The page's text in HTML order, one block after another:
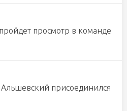
просмотр в команде
присоединился